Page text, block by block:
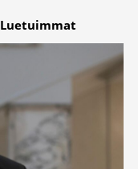
Luetuimmat